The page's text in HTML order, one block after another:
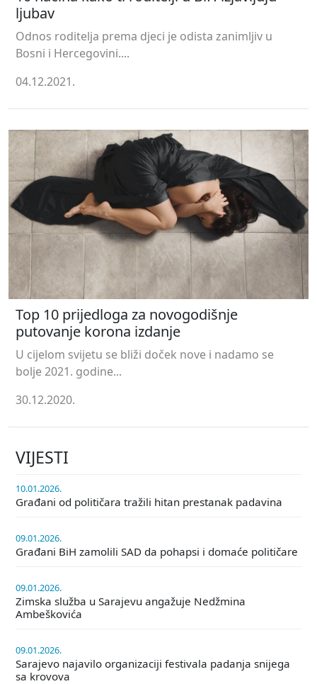
ljubav
Odnos roditelja prema djeci je odista zanimljiv u
Bosni i Hercegovini....
04.12.2021.
Top 10 prijedloga za novogodišnje
putovanje korona izdanje
U cijelom svijetu se bliži doček nove i nadamo se
bolje 2021. godine...
30.12.2020.
VIJESTI
10.01.2026.
Građani od političara tražili hitan prestanak padavina
09.01.2026.
Građani BiH zamolili SAD da pohapsi i domaće političare
09.01.2026.
Zimska služba u Sarajevu angažuje Nedžmina
Ambeškovića
09.01.2026.
Sarajevo najavilo organizaciji festivala padanja snijega
sa krovova